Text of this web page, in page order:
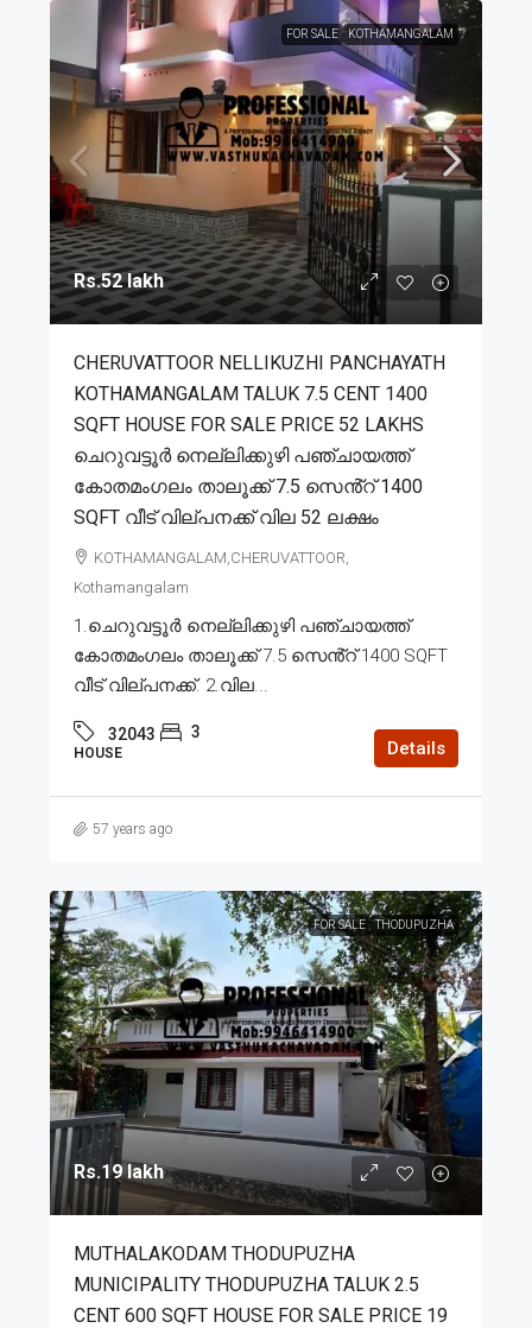
FOR SALE KOTHAMANGALAM
Rs.52 lakh
CHERUVATTOOR NELLIKUZHI PANCHAYATH
KOTHAMANGALAM TALUK 7.5 CENT 1400
SQFT HOUSE FOR SALE PRICE 52 LAKHS
ചെറുവട്ടൂർ നെല്ലിക്കുഴി പഞ്ചായത്ത്
കോതമംഗലം താലൂക്ക് 7.5 സെൻ്റ് 1400
SQFT വീട് വില്പനക്ക് വില 52 ലക്ഷം
KOTHAMANGALAM,CHERUVATTOOR,
Kothamangalam
1.ചെറുവട്ടൂർ നെല്ലിക്കുഴി പഞ്ചായത്ത്
കോതമംഗലം താലൂക്ക് 7.5 സെൻ്റ് 1400 SQFT
വീട് വില്പനക്ക്. 2.വില...
32043 3
HOUSE Details
57 years ago
FOR SALE THODUPUZHA
Rs.19 lakh
MUTHALAKODAM THODUPUZHA
MUNICIPALITY THODUPUZHA TALUK 2.5
CENT 600 SQFT HOUSE FOR SALE PRICE 19